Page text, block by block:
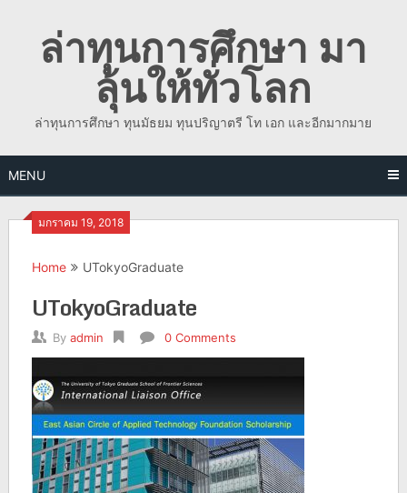
contentล่าทุนการศึกษา มา
ลุ้นให้ทั่วโลก
ล่าทุนการศึกษา ทุนมัธยม ทุนปริญาตรี โท เอก และอีกมากมาย
MENU
มกราคม 19, 2018
Home UTokyoGraduate
UTokyoGraduate
By admin 0 Comments